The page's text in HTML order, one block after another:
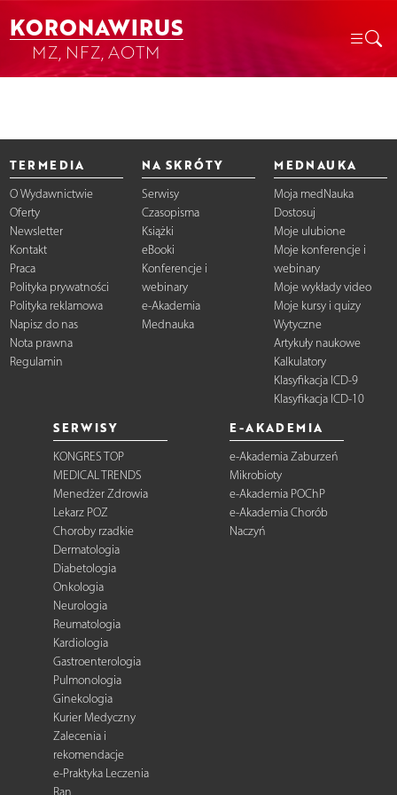
KORONAWIRUS
MZ, NFZ, AOTM
TERMEDIA
O Wydawnictwie
Oferty
Newsletter
Kontakt
Praca
Polityka prywatności
Polityka reklamowa
Napisz do nas
Nota prawna
Regulamin
NA SKRÓTY
Serwisy
Czasopisma
Książki
eBooki
Konferencje i
webinary
e-Akademia
Mednauka
MEDNAUKA
Moja medNauka
Dostosuj
Moje ulubione
Moje konferencje i
webinary
Moje wykłady video
Moje kursy i quizy
Wytyczne
Artykuły naukowe
Kalkulatory
Klasyfikacja ICD-9
Klasyfikacja ICD-10
SERWISY
KONGRES TOP
MEDICAL TRENDS
Menedżer Zdrowia
Lekarz POZ
Choroby rzadkie
Dermatologia
Diabetologia
Onkologia
Neurologia
Reumatologia
Kardiologia
Gastroenterologia
Pulmonologia
Ginekologia
Kurier Medyczny
Zalecenia i
rekomendacje
e-Praktyka Leczenia
Ran
E-AKADEMIA
e-Akademia Zaburzeń
Mikrobioty
e-Akademia POChP
e-Akademia Chorób
Naczyń